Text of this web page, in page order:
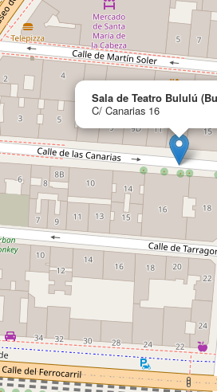
Sala de Teatro Bululú
C/ Canarias 16